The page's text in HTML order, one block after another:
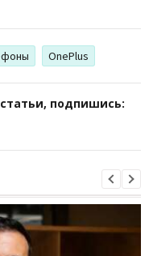
OnePlus
подпишись: